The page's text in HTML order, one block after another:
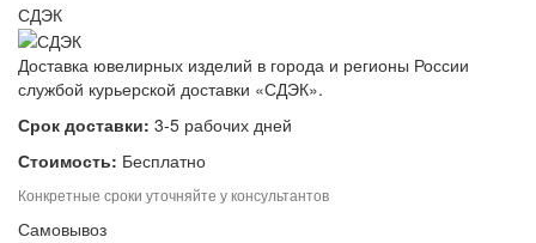
СДЭК
Доставка ювелирных изделий в города и регионы России
службой курьерской доставки «СДЭК».
Срок доставки: 3-5 рабочих дней
Стоимость: Бесплатно
Конкретные сроки уточняйте у консультантов
Самовывоз